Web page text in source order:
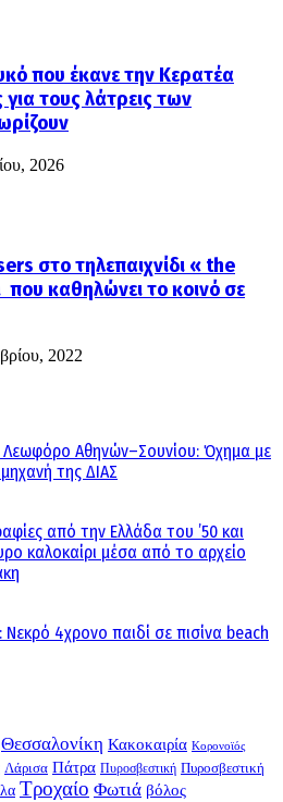
που έκανε την Κερατέα
τους λάτρεις των
2026
στο τηλεπαιχνίδι « the
καθηλώνει το κοινό σε
2022
Αθηνών–Σουνίου: Όχημα με
της ΔΙΑΣ
από την Ελλάδα του ’50 και
καλοκαίρι μέσα από το αρχείο
4χρονο παιδί σε πισίνα beach
Θεσσαλονίκη Κακοκαιρία Κορονοϊός
Λάρισα Πάτρα Πυροσβεστική Πυροσβεστική
Τροχαίο Φωτιά βόλος